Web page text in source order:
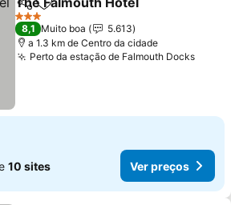
PartilharAdicionar aos favoritos
3 Estrelas
8,1 Muito boa
5.613
a 1.3 km de Centro da cidade
Perto da estação de Falmouth DocksVer
10 sites Ver preços